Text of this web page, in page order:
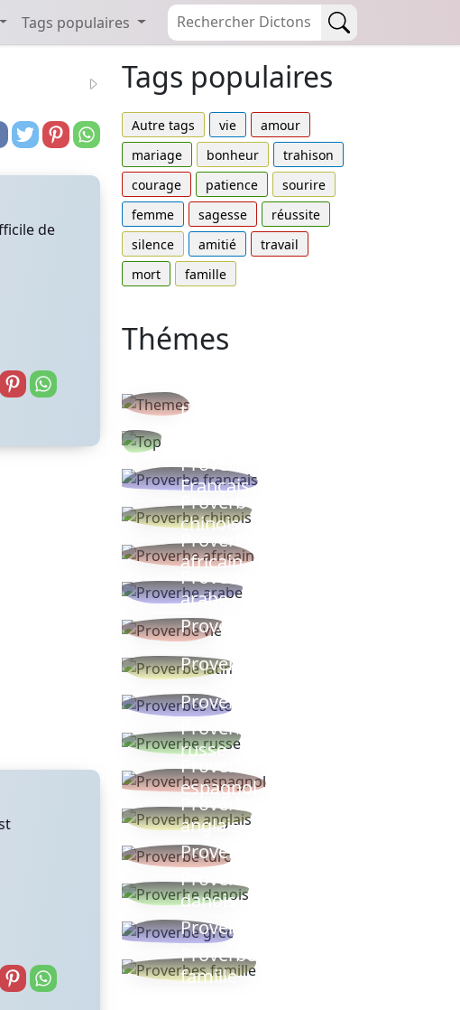
Tags populaires
de
Tags populaires
Autre tags vie
amour
mariage
bonheur
trahison
courage
patience
sourire
femme
sagesse
réussite
silence
amitié
travail
mort
famille
Thémes
thèmes
Proverbe
Français
Proverbe
chinois
Proverbe
africain
Proverbe
arabe
Proverbe vie
Proverbe latin
Proverbes ete
Proverbe
russe
Proverbe
espagnol
Proverbe
anglais
Proverbe turc
Proverbe
danois
Proverbe grec
Proverbes
famille